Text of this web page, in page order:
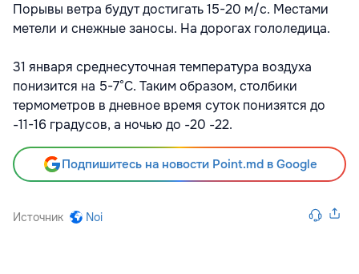
Порывы ветра будут достигать 15-20 м/с. Местами
метели и снежные заносы. На дорогах гололедица.
31 января среднесуточная температура воздуха
понизится на 5-7°C. Таким образом, столбики
термометров в дневное время суток понизятся до
-11-16 градусов, а ночью до -20 -22.
Подпишитесь на новости Point.md в Google
Источник Noi